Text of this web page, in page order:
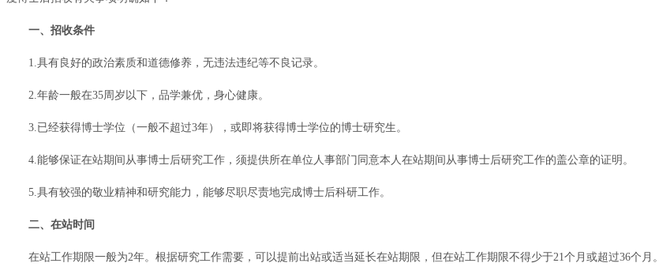
一、招收条件
1.具有良好的政治素质和道德修养，无违法违纪等不良记录。
2.年龄一般在35周岁以下，品学兼优，身心健康。
3.已经获得博士学位（一般不超过3年），或即将获得博士学位的博士研究生。
4.能够保证在站期间从事博士后研究工作，须提供所在单位人事部门同意本人在站期间从事博士后研究工作的盖公章的证明。
5.具有较强的敬业精神和研究能力，能够尽职尽责地完成博士后科研工作。
二、在站时间
在站工作期限一般为2年。根据研究工作需要，可以提前出站或适当延长在站期限，但在站工作期限不得少于21个月或超过36个月。